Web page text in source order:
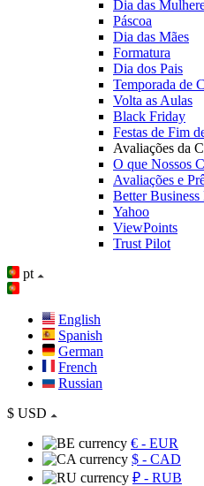
Dia das
Páscoa
Dia das Mães
Formatura
Dia dos Pais
Temporada de
Volta as Aulas
Black Friday
Festas de Fim
Avaliações da
O que Nossos
Avaliações e
Better Business
Yahoo
ViewPoints
Trust Pilot
pt
English
Spanish
German
French
Russian
$ USD
€ - EUR
$ - CAD
₽ - RUB